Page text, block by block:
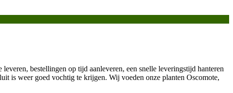
bestellingen op tijd aanleveren, een snelle leveringstijd hanteren
is weer goed vochtig te krijgen. Wij voeden onze planten Oscomote,